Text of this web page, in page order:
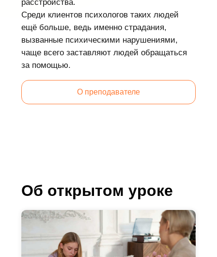
расстройства.
Среди клиентов психологов таких людей
ещё больше, ведь именно страдания,
вызванные психическими нарушениями,
чаще всего заставляют людей обращаться
за помощью.
О преподавателе
Об открытом уроке